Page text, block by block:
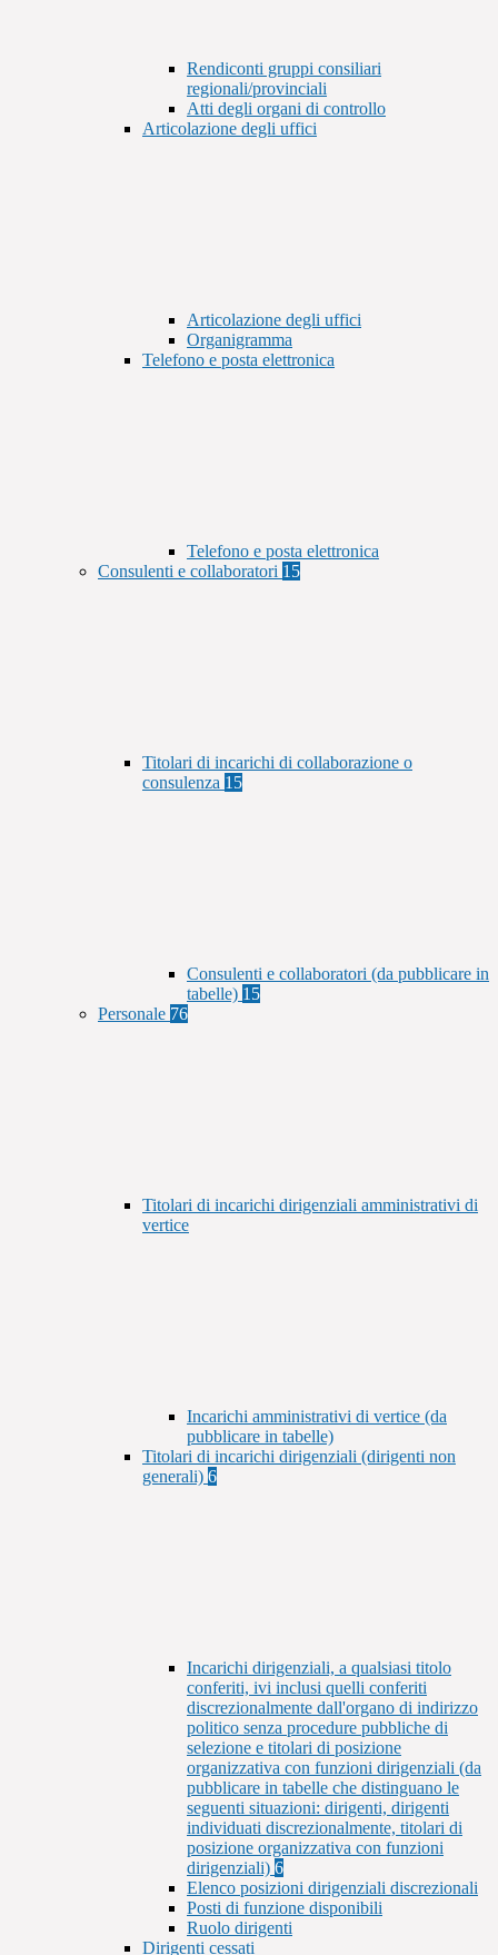
Rendiconti gruppi consiliari
regionali/provinciali
Atti degli organi di controllo
Articolazione degli uffici
Articolazione degli uffici
Organigramma
Telefono e posta elettronica
Telefono e posta elettronica
Consulenti e collaboratori 15
Titolari di incarichi di collaborazione o
consulenza 15
Consulenti e collaboratori (da pubblicare in
tabelle) 15
Personale 76
Titolari di incarichi dirigenziali amministrativi di
vertice
Incarichi amministrativi di vertice (da
pubblicare in tabelle)
Titolari di incarichi dirigenziali (dirigenti non
generali) 6
Incarichi dirigenziali, a qualsiasi titolo
conferiti, ivi inclusi quelli conferiti
discrezionalmente dall'organo di indirizzo
politico senza procedure pubbliche di
selezione e titolari di posizione
organizzativa con funzioni dirigenziali (da
pubblicare in tabelle che distinguano le
seguenti situazioni: dirigenti, dirigenti
individuati discrezionalmente, titolari di
posizione organizzativa con funzioni
dirigenziali) 6
Elenco posizioni dirigenziali discrezionali
Posti di funzione disponibili
Ruolo dirigenti
Dirigenti cessati